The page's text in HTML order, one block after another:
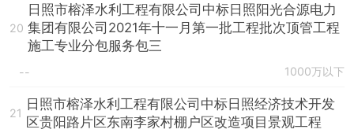
20
日照市榕泽水利工程有限公司中标日照阳光合源电力
集团有限公司2021年十一月第一批工程批次顶管工程
施工专业分包服务包三
-- 1000万以下
21
日照市榕泽水利工程有限公司中标日照经济技术开发
区贵阳路片区东南李家村棚户区改造项目景观工程